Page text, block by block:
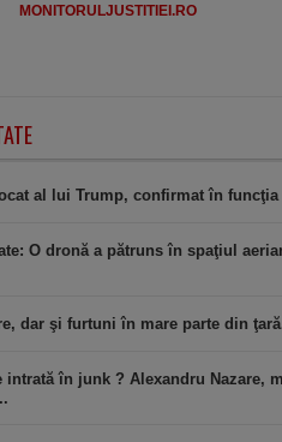
MONITORULJUSTITIEI.RO
al lui Trump, confirmat în
O dronă a pătruns în spaţiul
dar şi furtuni în mare parte din
intrată în junk ? Alexandru Nazare,